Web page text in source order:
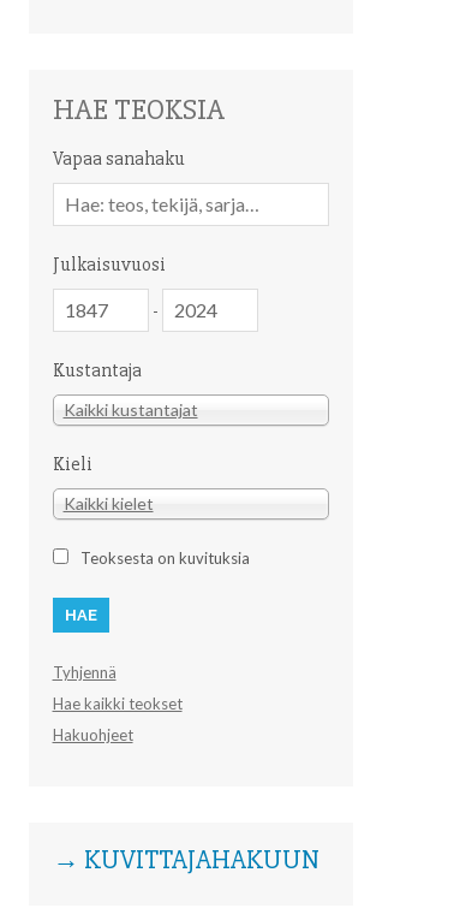
HAE TEOKSIA
Vapaa sanahaku
sanahaku
Julkaisuvuosi
-
Kustantaja
Kustantaja
Kaikki kustantajat
Kieli
Kieli
Kaikki kielet
Teoksesta on kuvituksia
Tyhjennä
Hae kaikki teokset
Hakuohjeet
→ KUVITTAJAHAKUUN